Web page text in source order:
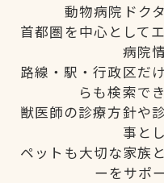
動物病院ドク
首都圏を中心として
病院
路線・駅・行政区だ
らも検索で
獣医師の診療方針や
事と
ペットも大切な家族
ーをサポ